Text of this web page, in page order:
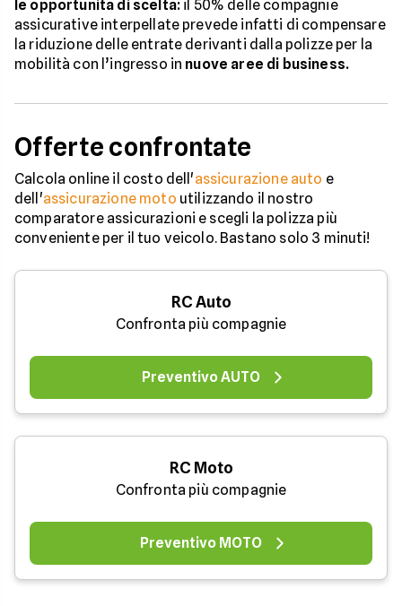
le opportunità di scelta: il 50% delle compagnie
assicurative interpellate prevede infatti di compensare
la riduzione delle entrate derivanti dalla polizze per la
mobilità con l’ingresso in nuove aree di business.
Offerte confrontate
Calcola online il costo dell'assicurazione auto e
dell'assicurazione moto utilizzando il nostro
comparatore assicurazioni e scegli la polizza più
conveniente per il tuo veicolo. Bastano solo 3 minuti!
RC Auto
Confronta più compagnie
Preventivo AUTO
RC Moto
Confronta più compagnie
Preventivo MOTO